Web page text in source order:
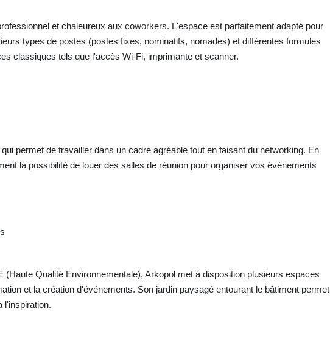
et chaleureux aux coworkers. L'espace est parfaitement adapté pour
types de postes (postes fixes, nominatifs, nomades) et différentes formules
classiques tels que l'accès Wi-Fi, imprimante et scanner.
permet de travailler dans un cadre agréable tout en faisant du networking. En
la possibilité de louer des salles de réunion pour organiser vos événements
Qualité Environnementale), Arkopol met à disposition plusieurs espaces
et la création d'événements. Son jardin paysagé entourant le bâtiment permet
l'inspiration.